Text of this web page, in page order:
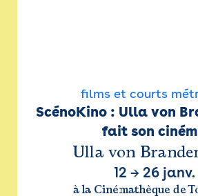
films et courts
ScénoKino : Ulla von
fait son
Ulla von
12 → 26 janv.
à la Cinémathèque de